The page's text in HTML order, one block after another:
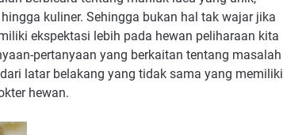
kuliner. Sehingga bukan hal tak wajar jika
ekspektasi lebih pada hewan peliharaan kita
pertanyaan yang berkaitan tentang masalah
latar belakang yang tidak sama yang memiliki
hewan.